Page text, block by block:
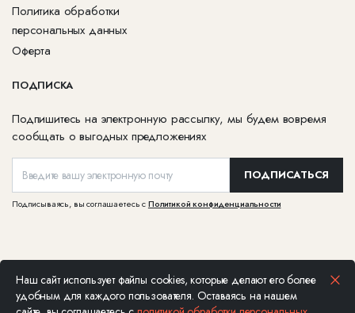
Политика обработки
персональных данных
Оферта
ПОДПИСКА
Подпишитесь на электронную рассылку, мы будем вовремя
сообщать о выгодных предложениях
ПОДПИСАТЬСЯ
Подписываясь, вы соглашаетесь сПолитикой конфиденциальности
Ювелирная компания Каст © Все права защищены, 2026. Не является
публичной офертой
Наш сайт использует файлы cookies, которые делают его более
удобным для каждого пользователя. Оставаясь на нашем